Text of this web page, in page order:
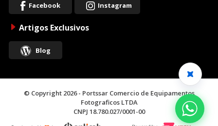
Facebook Instagram
Artigos Exclusivos
Blog
© Copyright 2026 - Portssar Comercio de Equipamentos
Fotograficos LTDA
CNPJ 18.780.027/0001-00